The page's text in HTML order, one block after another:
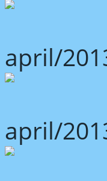
april/
april/